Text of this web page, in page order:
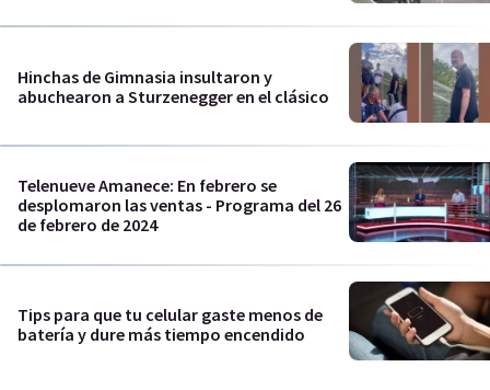
Hinchas de Gimnasia insultaron y
abuchearon a Sturzenegger en el clásico
Telenueve Amanece: En febrero se
desplomaron las ventas - Programa del 26
de febrero de 2024
Tips para que tu celular gaste menos de
batería y dure más tiempo encendido